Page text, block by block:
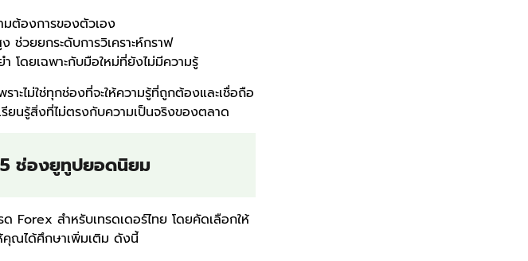
มต้องการของตัวเอง
วยยกระดับการวิเคราะห์กราฟ
โดยเฉพาะกับมือใหม่ที่ยังไม่มีความรู้
ะไม่ใช่ทุกช่องที่จะให้ความรู้ที่ถูกต้องและเชื่อถือ
ยนรู้สิ่งที่ไม่ตรงกับความเป็นจริงของตลาด
5 ช่องยูทูปยอดนิยม
Forex สำหรับเทรดเดอร์ไทย โดยคัดเลือกให้
คุณได้ศึกษาเพิ่มเติม ดังนี้